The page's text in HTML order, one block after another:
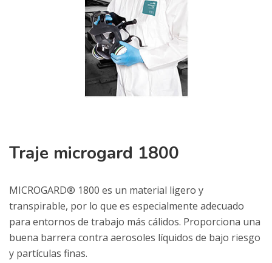
Traje microgard 1800
MICROGARD® 1800 es un material ligero y
transpirable, por lo que es especialmente adecuado
para entornos de trabajo más cálidos. Proporciona una
buena barrera contra aerosoles líquidos de bajo riesgo
y partículas finas.